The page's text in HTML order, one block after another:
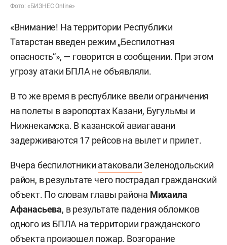
Фото: «БИЗНЕС Online»
«Внимание! На территории Республики
Татарстан введен режим „Беспилотная
опасность“», — говорится в сообщении. При этом
угрозу атаки БПЛА не объявляли.
В то же время в республике ввели ограничения
на полеты в аэропортах Казани, Бугульмы и
Нижнекамска. В казанской авиагавани
задерживаются 17 рейсов на вылет и прилет.
Вчера беспилотники атаковалиЗеленодольский
район, в результате чего пострадал гражданский
объект. По словам главы района Михаила
Афанасьева, в результате падения обломков
одного из БПЛА на территории гражданского
объекта произошел пожар. Возгорание